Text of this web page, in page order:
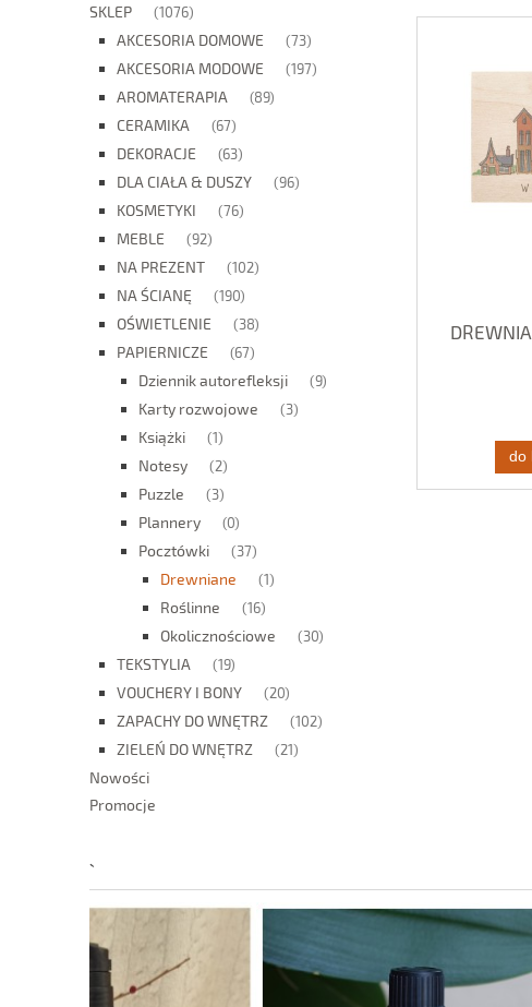
SKLEP (1076)
AKCESORIA DOMOWE (73)
AKCESORIA MODOWE (197)
AROMATERAPIA (89)
CERAMIKA (67)
DEKORACJE (63)
DLA CIAŁA & DUSZY (96)
KOSMETYKI (76)
MEBLE (92)
NA PREZENT (102)
NA ŚCIANĘ (190)
OŚWIETLENIE (38)
PAPIERNICZE (67)
Dziennik autorefleksji (9)
Karty rozwojowe (3)
Książki (1)
Notesy (2)
Puzzle (3)
Plannery (0)
Pocztówki (37)
Drewniane (1)
Roślinne (16)
Okolicznościowe (30)
TEKSTYLIA (19)
VOUCHERY I BONY (20)
ZAPACHY DO WNĘTRZ (102)
ZIELEŃ DO WNĘTRZ (21)
Nowości
Promocje
do